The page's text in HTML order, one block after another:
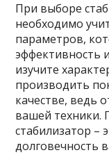
При выборе
необходимо
параметров,
эффективность
изучите
производить
качестве, ведь
вашей техники.
стабилизатор –
долговечность